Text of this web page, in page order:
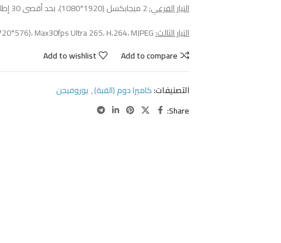
التيار الفرعي:2 ميجابكسل (1920*1080)، بحد أقصى 30 إطارًا في الثانية؛
التيار الثالث:D1 (720*576)، Max30fps Ultra 265، H.264، MJPEG
Add to compare
Add to wishlist
التصنيفات:كاميرا دوم (القبة),يوروفيجن
Share: